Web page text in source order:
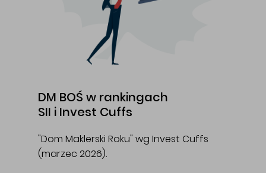
DM BOŚ w rankingach
SII i Invest Cuffs
"Dom Maklerski Roku" wg Invest Cuffs
(marzec 2026).